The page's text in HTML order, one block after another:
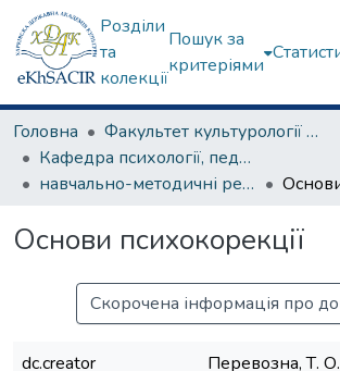
Розділи
та
колекції
Пошук за
критеріями
Головна
Факультет культурології та соціальних комунікацій
Кафедра психології, педагогіки та філології
навчально-методичні рекомендації, програми дисциплін
Основи психокорекції
Скорочена інформація про
dc.creator
Перевозна, Т. О.